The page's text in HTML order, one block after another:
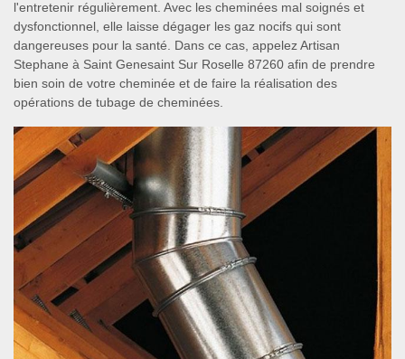
l'entretenir régulièrement. Avec les cheminées mal soignés et
dysfonctionnel, elle laisse dégager les gaz nocifs qui sont
dangereuses pour la santé. Dans ce cas, appelez Artisan
Stephane à Saint Genesaint Sur Roselle 87260 afin de prendre
bien soin de votre cheminée et de faire la réalisation des
opérations de tubage de cheminées.